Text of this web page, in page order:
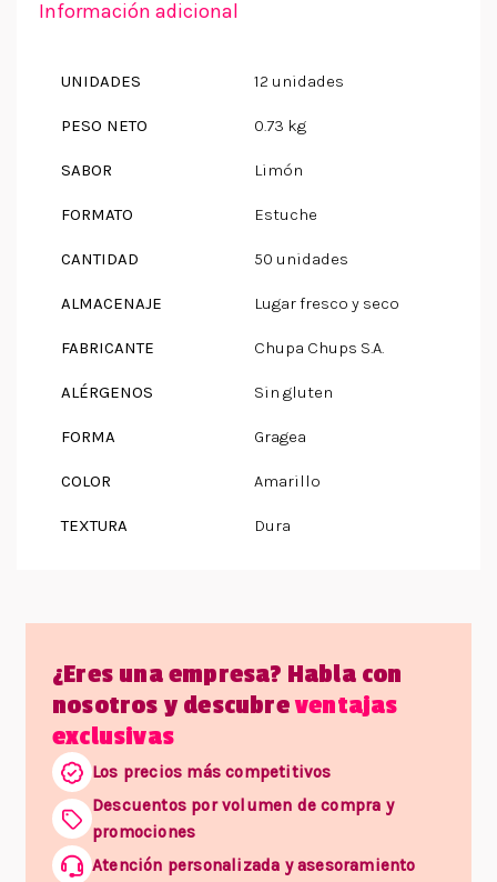
Información adicional
UNIDADES 12 unidades
PESO NETO 0.73 kg
SABOR Limón
FORMATO Estuche
CANTIDAD 50 unidades
ALMACENAJE Lugar fresco y seco
FABRICANTE Chupa Chups S.A.
ALÉRGENOS Sin gluten
FORMA Gragea
COLOR Amarillo
TEXTURA Dura
¿Eres una empresa? Habla con
nosotros y descubreventajas
exclusivas
Los precios más competitivos
Descuentos por volumen de compra y
promociones
Atención personalizada y asesoramiento